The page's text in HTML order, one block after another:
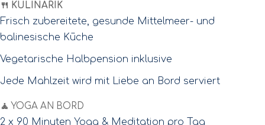
🍴 KULINARIK
Frisch zubereitete, gesunde Mittelmeer- und
balinesische Küche
Vegetarische Halbpension inklusive
Jede Mahlzeit wird mit Liebe an Bord serviert
🧘 YOGA AN BORD
2 x 90 Minuten Yoga & Meditation pro Tag